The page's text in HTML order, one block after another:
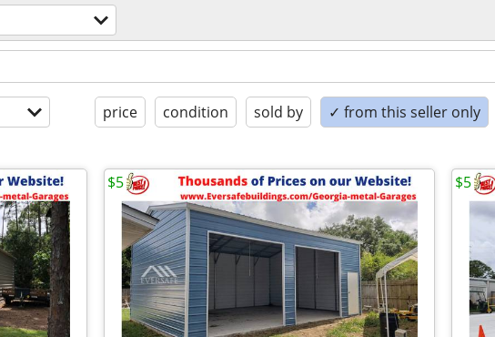
price condition sold by ✓ from this seller only
$5 $5